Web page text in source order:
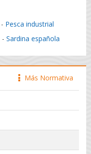
- Pesca industrial
- Sardina española
icono
Más Normativa